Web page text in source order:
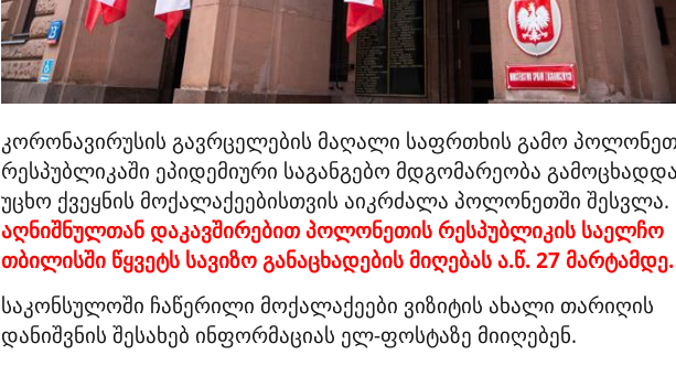
კორონავირუსის გავრცელების მაღალი საფრთხის გამო
რესპუბლიკაში ეპიდემიური საგანგებო მდგომარეობა
უცხო ქვეყნის მოქალაქეებისთვის აიკრძალა პოლონეთში შესვლა.
აღნიშნულთან დაკავშირებით პოლონეთის რესპუბლიკის საელჩო
თბილისში წყვეტს სავიზო განაცხადების მიღებას ა.წ. 27 მარტამდე.
საკონსულოში ჩაწერილი მოქალაქეები ვიზიტის ახალი თარიღის
დანიშვნის შესახებ ინფორმაციას ელ-ფოსტაზე მიიღებენ.